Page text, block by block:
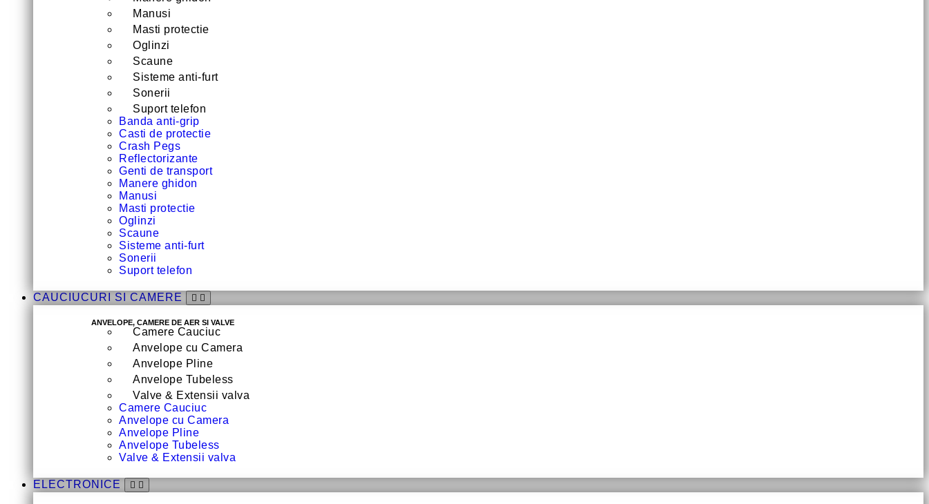
Manusi
Masti protectie
Oglinzi
Scaune
Sisteme anti-furt
Sonerii
Suport telefon
Banda anti-grip
Casti de protectie
Crash Pegs
Reflectorizante
Genti de transport
Manere ghidon
Manusi
Masti protectie
Oglinzi
Scaune
Sisteme anti-furt
Sonerii
Suport telefon
CAUCIUCURI SI CAMERE
ANVELOPE, CAMERE DE AER SI VALVE
Camere Cauciuc
Anvelope cu Camera
Anvelope Pline
Anvelope Tubeless
Valve & Extensii valva
Camere Cauciuc
Anvelope cu Camera
Anvelope Pline
Anvelope Tubeless
Valve & Extensii valva
ELECTRONICE